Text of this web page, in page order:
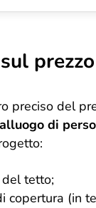
preciso del
di
del tetto;
copertura (in